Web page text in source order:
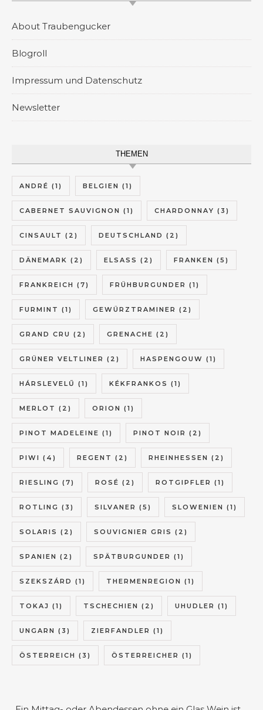
About Traubengucker
Blogroll
Impressum und Datenschutz
Newsletter
THEMEN
ANDRÉ (1) BELGIEN (1)
CABERNET SAUVIGNON (1) CHARDONNAY (3)
CINSAULT (2) DEUTSCHLAND (2)
DÄNEMARK (2) ELSASS (2) FRANKEN (5)
FRANKREICH (7) FRÜHBURGUNDER (1)
FURMINT (1) GEWÜRZTRAMINER (2)
GRAND CRU (2) GRENACHE (2)
GRÜNER VELTLINER (2) HASPENGOUW (1)
HÁRSLEVELŰ (1) KÉKFRANKOS (1)
MERLOT (2) ORION (1)
PINOT MADELEINE (1) PINOT NOIR (2)
PIWI (4) REGENT (2) RHEINHESSEN (2)
RIESLING (7) ROSÉ (2) ROTGIPFLER (1)
ROTLING (3) SILVANER (5) SLOWENIEN (1)
SOLARIS (2) SOUVIGNIER GRIS (2)
SPANIEN (2) SPÄTBURGUNDER (1)
SZEKSZÁRD (1) THERMENREGION (1)
TOKAJ (1) TSCHECHIEN (2) UHUDLER (1)
UNGARN (3) ZIERFANDLER (1)
ÖSTERREICH (3) ÖSTERREICHER (1)